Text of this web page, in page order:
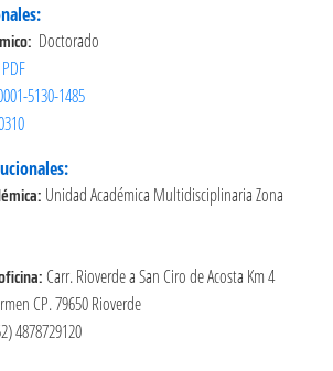
Doctorado
5130-1485
Unidad Académica Multidisciplinaria Zona
Carr. Rioverde a San Ciro de Acosta Km 4
CP. 79650 Rioverde
4878729120